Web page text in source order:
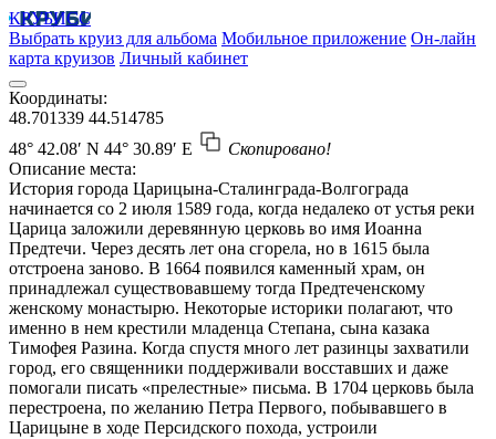
КРУБИСС
Выбрать круиз для альбома Мобильное приложение Он-лайн
карта круизов Личный кабинет
Координаты:
48.701339 44.514785
48° 42.08′ N 44° 30.89′ E
Скопировано!
Описание места:
История города Царицына-Сталинграда-Волгограда
начинается со 2 июля 1589 года, когда недалеко от устья реки
Царица заложили деревянную церковь во имя Иоанна
Предтечи. Через десять лет она сгорела, но в 1615 была
отстроена заново. В 1664 появился каменный храм, он
принадлежал существовавшему тогда Предтеченскому
женскому монастырю. Некоторые историки полагают, что
именно в нем крестили младенца Степана, сына казака
Тимофея Разина. Когда спустя много лет разинцы захватили
город, его священники поддерживали восставших и даже
помогали писать «прелестные» письма. В 1704 церковь была
перестроена, по желанию Петра Первого, побывавшего в
Царицыне в ходе Персидского похода, устроили